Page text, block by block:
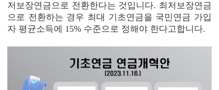
저보장연금으로 전환한다는 것입니다. 최저보장연금
으로 전환하는 경우 최대 기초연금을 국민연금 가입
자 평균소득에 15% 수준으로 정해야 한다고합니다.